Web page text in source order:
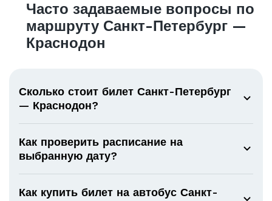
Часто задаваемые вопросы по
маршруту Санкт-Петербург —
Краснодон
Сколько стоит билет Санкт-Петербург
— Краснодон?
Как проверить расписание на
выбранную дату?
Как купить билет на автобус Санкт-